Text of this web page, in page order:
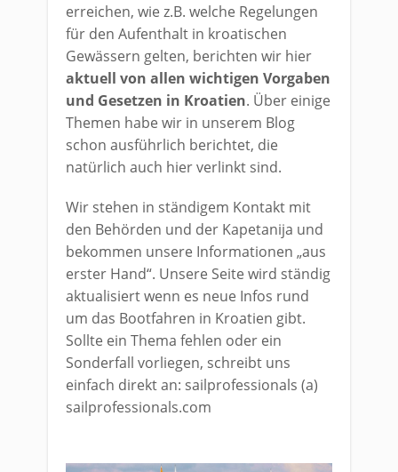
erreichen, wie z.B. welche Regelungen
für den Aufenthalt in kroatischen
Gewässern gelten, berichten wir hier
aktuell von allen wichtigen Vorgaben
und Gesetzen in Kroatien. Über einige
Themen habe wir in unserem Blog
schon ausführlich berichtet, die
natürlich auch hier verlinkt sind.
Wir stehen in ständigem Kontakt mit
den Behörden und der Kapetanija und
bekommen unsere Informationen „aus
erster Hand“. Unsere Seite wird ständig
aktualisiert wenn es neue Infos rund
um das Bootfahren in Kroatien gibt.
Sollte ein Thema fehlen oder ein
Sonderfall vorliegen, schreibt uns
einfach direkt an: sailprofessionals (a)
sailprofessionals.com